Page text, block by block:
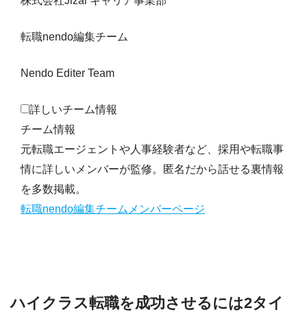
転職nendo編集チーム
Nendo Editer Team
詳しいチーム情報
チーム情報
元転職エージェントや人事経験者など、採用や転職事
情に詳しいメンバーが監修。匿名だから話せる裏情報
を多数掲載。
転職nendo編集チームメンバーページ
ハイクラス転職を成功させるには2タイ